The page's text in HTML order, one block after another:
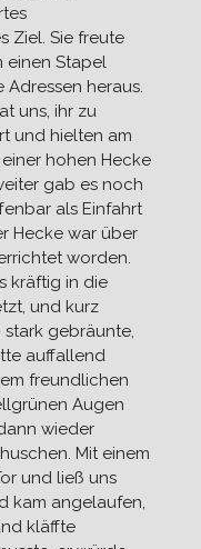
Ziel. Sie freute
einen Stapel
heraus.
uns, ihr zu
und hielten am
hohen Hecke
gab es noch
als Einfahrt
Hecke war über
worden.
kräftig in die
und kurz
gebräunte,
auffallend
freundlichen
Augen
wieder
Mit einem
und ließ uns
kam angelaufen,
kläffte